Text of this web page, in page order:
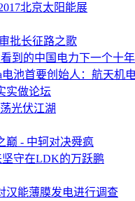
北京太阳能展
批长征路之歌
到的中国电力下一个十年
电池首要创始人：航天机
实做论坛
光伏江湖
巅 - 中轲对决舜疯
守在LDK的万跃鹏
汉能薄膜发电进行调查